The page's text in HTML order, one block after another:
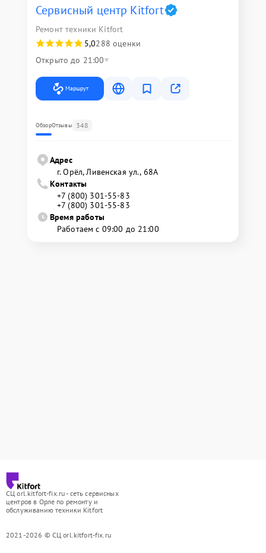
Сервисный центр Kitfort
Ремонт техники Kitfort
5,0288 оценки
Открыто до 21:00
Маршрут
ОбзорОтзывы 348
Адрес
г. Орёл, Ливенская ул., 68А
Контакты
+7 (800) 301-55-83
+7 (800) 301-55-83
Время работы
Работаем с 09:00 до 21:00
СЦ orl.kitfort-fix.ru - сеть сервисных
центров в Орле по ремонту и
обслуживанию техники Kitfort
2021-2026 © СЦ orl.kitfort-fix.ru